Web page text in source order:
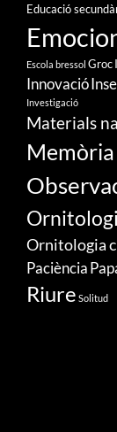
Educació
Escola bressol Groc
Innovació
Investigació
Materials
Memòria
Ornitologia
Paciència
Riure Solitud